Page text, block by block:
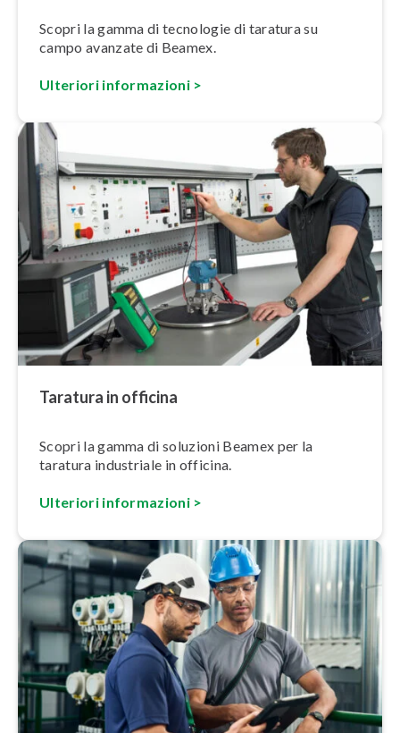
Scopri la gamma di tecnologie di taratura su
campo avanzate di Beamex.
Ulteriori in­for­ma­zio­ni >
Taratura in officina
Scopri la gamma di soluzioni Beamex per la
taratura industriale in officina.
Ulteriori informazioni >